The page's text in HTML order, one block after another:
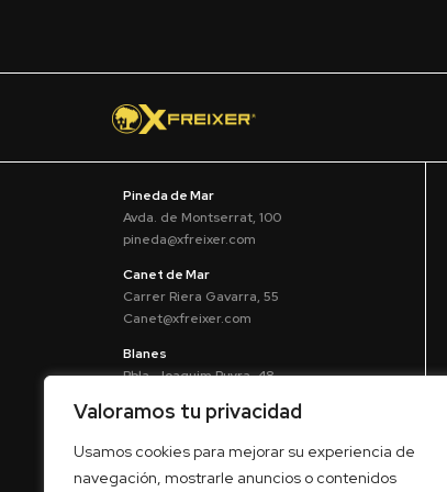
Valoramos tu privacidad
Usamos cookies para mejorar su experiencia de
navegación, mostrarle anuncios o contenidos
Pineda de Mar
Avda. de Montserrat, 100
pineda@xfreixer.com
Canet de Mar
Carrer Riera Gavarra, 55
Canet@xfreixer.com
Blanes
Rbla. Joaquim Ruyra, 48
Vía Europa, 153
mataro@xfreixer.com